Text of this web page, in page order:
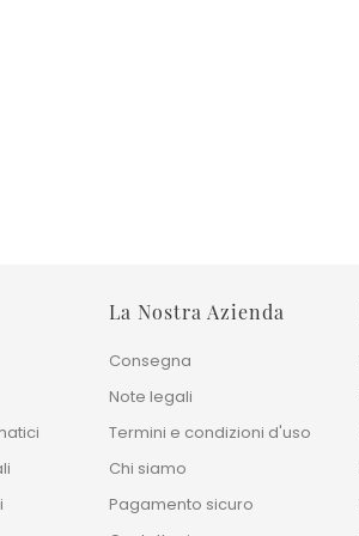
La Nostra Azienda
Consegna
Note legali
Termini e condizioni d'uso
Chi siamo
Pagamento sicuro